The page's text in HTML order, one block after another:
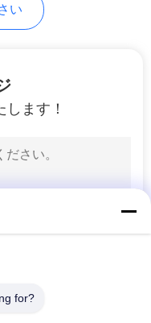
ラ
ント
い
ます！
for?